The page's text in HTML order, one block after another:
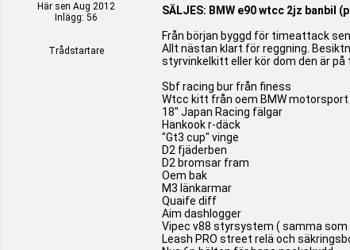
Här sen Aug 2012
Inlägg: 56
Trådstartare
SÄLJES: BMW e90 wtcc 2jz banbil
Från början byggd för timeattack
Allt nästan klart för reggning.
styrvinkelkitt eller kör dom den är på
Sbf racing bur från finess
Wtcc kitt från oem BMW
18" Japan Racing fälgar
Hankook r-däck
"Gt3 cup" vinge
D2 fjäderben
D2 bromsar fram
Oem bak
M3 länkarmar
Quaife diff
Aim dashlogger
Vipec v88 styrsystem ( samma som
Leash PRO street relä och